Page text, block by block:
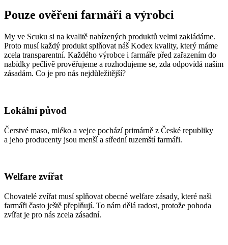
Pouze ověření farmáři a výrobci
My ve Scuku si na kvalitě nabízených produktů velmi zakládáme.
Proto musí každý produkt splňovat náš Kodex kvality, který máme
zcela transparentní. Každého výrobce i farmáře před zařazením do
nabídky pečlivě prověřujeme a rozhodujeme se, zda odpovídá našim
zásadám. Co je pro nás nejdůležitější?
Lokální původ
Čerstvé maso, mléko a vejce pochází primárně z České republiky
a jeho producenty jsou menší a střední tuzemští farmáři.
Welfare zvířat
Chovatelé zvířat musí splňovat obecné welfare zásady, které naši
farmáři často ještě přeplňují. To nám dělá radost, protože pohoda
zvířat je pro nás zcela zásadní.